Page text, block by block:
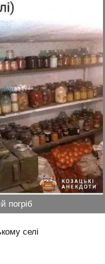
погріб
селі